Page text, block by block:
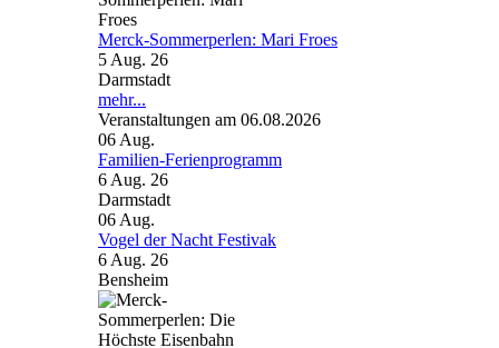
Merck-Sommerperlen: Mari Froes
5 Aug. 26
Darmstadt
mehr...
Veranstaltungen am 06.08.2026
06 Aug.
Familien-Ferienprogramm
6 Aug. 26
Darmstadt
06 Aug.
Vogel der Nacht Festivak
6 Aug. 26
Bensheim